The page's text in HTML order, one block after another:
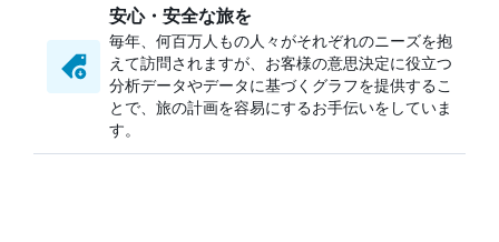
安心・安全な旅を
毎年、何百万人もの人々がそれぞれのニーズを抱
えて訪問されますが、お客様の意思決定に役立つ
分析データやデータに基づくグラフを提供するこ
とで、旅の計画を容易にするお手伝いをしていま
す。